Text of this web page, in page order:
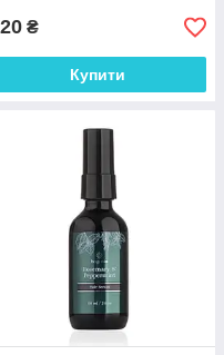
₴
Купити